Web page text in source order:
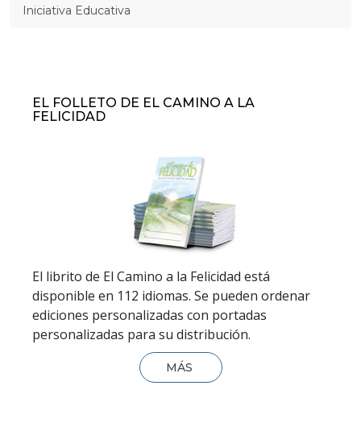
Iniciativa Educativa
EL FOLLETO DE EL CAMINO A LA
FELICIDAD
El librito de El Camino a la Felicidad está
disponible en 112 idiomas. Se pueden ordenar
ediciones personalizadas con portadas
personalizadas para su distribución.
MÁS